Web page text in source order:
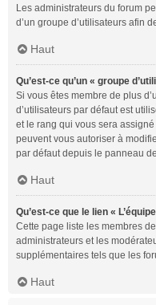
Les administrateurs du forum
d’un groupe d’utilisateurs afin
Haut
Qu’est-ce qu’un « groupe
Si vous êtes membre de plus
d’utilisateurs par défaut est
et le rang qui vous sera
peuvent vous autoriser à
par défaut depuis le panneau
Haut
Qu’est-ce que le lien «
Cette page liste les membres
administrateurs et les
supplémentaires tels que les
Haut